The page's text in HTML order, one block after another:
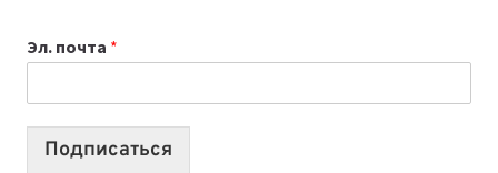
СОЗДАВАТЬ
ПРОДУКТЫ
Эл. почта *
Подписаться